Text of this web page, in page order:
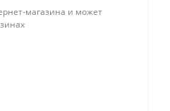
магазина и может